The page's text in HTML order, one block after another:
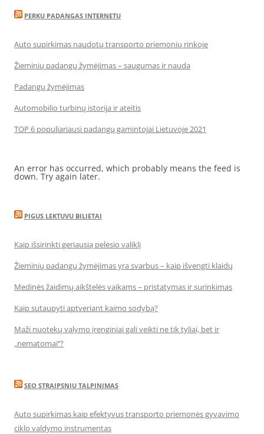
PERKU PADANGAS INTERNETU
Auto supirkimas naudotų transporto priemonių rinkoje
Žieminių padangų žymėjimas – saugumas ir nauda
Padangų žymėjimas
Automobilio turbinų istorija ir ateitis
TOP 6 populiariausi padangų gamintojai Lietuvoje 2021
An error has occurred, which probably means the feed is
down. Try again later.
PIGUS LEKTUVU BILIETAI
Kaip išsirinkti geriausią pelėsio valiklį
Žieminių padangų žymėjimas yra svarbus – kaip išvengti klaidų
Medinės žaidimų aikštelės vaikams – pristatymas ir surinkimas
Kaip sutaupyti aptveriant kaimo sodybą?
Maži nuotekų valymo įrenginiai gali veikti ne tik tyliai, bet ir
„nematomai‘‘?
SEO STRAIPSNIU TALPINIMAS
Auto supirkimas kaip efektyvus transporto priemonės gyvavimo
ciklo valdymo instrumentas